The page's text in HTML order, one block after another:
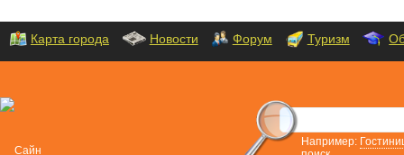
Карта города Новости Форум Туризм
Например: